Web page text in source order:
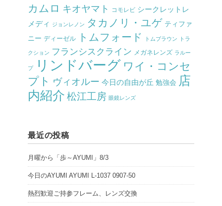
カムロ キオヤマト コモレビ シークレットレ
メディ
ジョンレノン タカノリ・ユゲ ティファ
ニー ディーゼル トムフォード トムブラウン トラ
クション フランシスクライン メガネレンズ ラルー
プ リンドバーグ ワイ・コンセ
プト ヴィオルー 今日の自由が丘 勉強会 店
内紹介 松江工房 眼鏡レンズ
最近の投稿
月曜から「歩～AYUMI」8/3
今日のAYUMI AYUMI L-1037 0907-50
熱烈歓迎ご持参フレーム、レンズ交換